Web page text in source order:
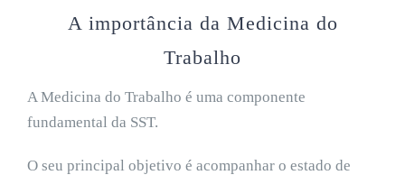
A importância da Medicina do
Trabalho
A Medicina do Trabalho é uma componente
fundamental da SST.
O seu principal objetivo é acompanhar o estado de